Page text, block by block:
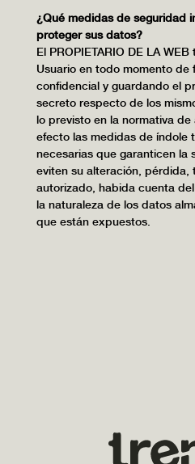
¿Qué medidas de seguridad
proteger sus datos?
El PROPIETARIO DE LA
Usuario en todo momento de
confidencial y guardando el
secreto respecto de los
lo previsto en la normativa
efecto las medidas de índole
necesarias que garanticen la
eviten su alteración, pérdida,
autorizado, habida cuenta
la naturaleza de los datos
que están expuestos.